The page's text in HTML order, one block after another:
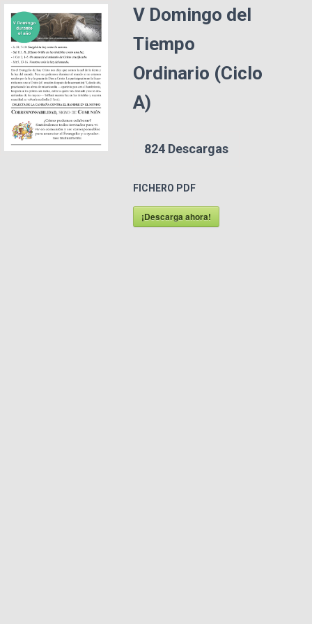
V Domingo del
Tiempo
Ordinario (Ciclo
A)
824 Descargas
FICHERO PDF
¡Descarga ahora!